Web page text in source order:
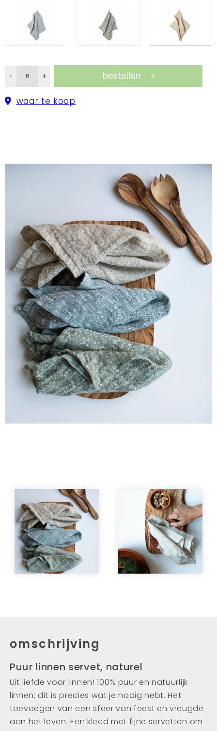
- + bestellen
waar te koop
omschrijving
Puur linnen servet, naturel
Uit liefde voor linnen! 100% puur en natuurlijk
linnen; dit is precies wat je nodig hebt. Het
toevoegen van een sfeer van feest en vreugde
aan het leven. Een kleed met fijne servetten om